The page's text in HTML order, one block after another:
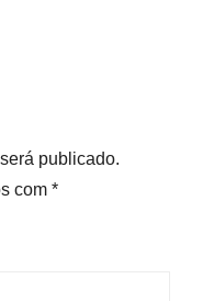
publicado.
com *